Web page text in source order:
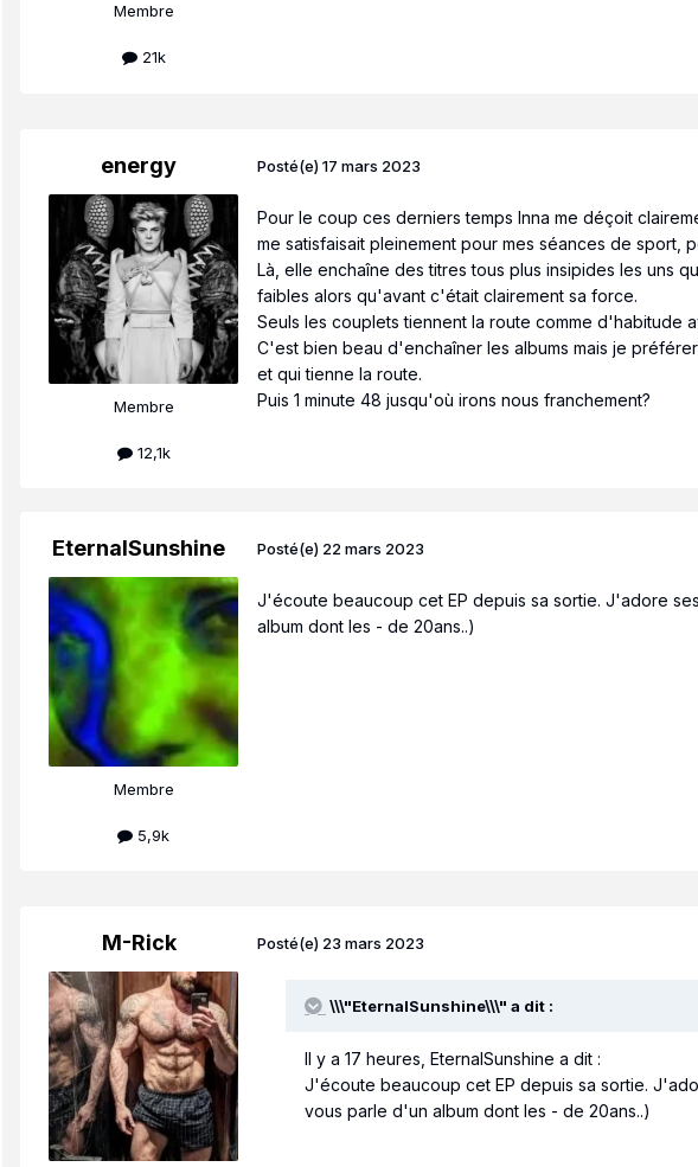
Membre
21k
energy
Membre
12,1k
Posté(e)17 mars 2023
Pour le coup ces derniers temps Inna me déçoit
me satisfaisait pleinement pour mes séances de sport,
Là, elle enchaîne des titres tous plus insipides les uns
faibles alors qu'avant c'était clairement sa force.
Seuls les couplets tiennent la route comme d'habitude
C'est bien beau d'enchaîner les albums mais je
et qui tienne la route.
Puis 1 minute 48 jusqu'où irons nous franchement?
EternalSunshine
Membre
5,9k
Posté(e) 22 mars 2023
J'écoute beaucoup cet EP depuis sa sortie. J'adore
album dont les - de 20ans..)
M-Rick Posté(e) 23 mars 2023
\\\"EternalSunshine\\\" a dit :
Il y a 17 heures, EternalSunshine a dit :
J'écoute beaucoup cet EP depuis sa sortie.
vous parle d'un album dont les - de 20ans..)